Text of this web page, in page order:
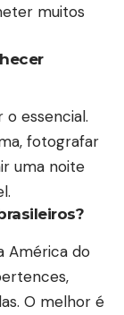
muitos
essencial.
fotografar
uma noite
América do
O melhor é